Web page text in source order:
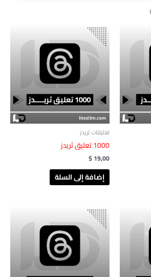
تعليقات ثريدز
1000 تعليق ثريدز
$19,00
إضافة إلى السلة